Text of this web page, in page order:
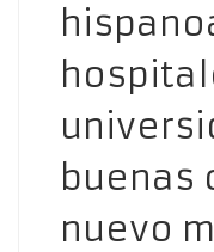
buenas
nuevo